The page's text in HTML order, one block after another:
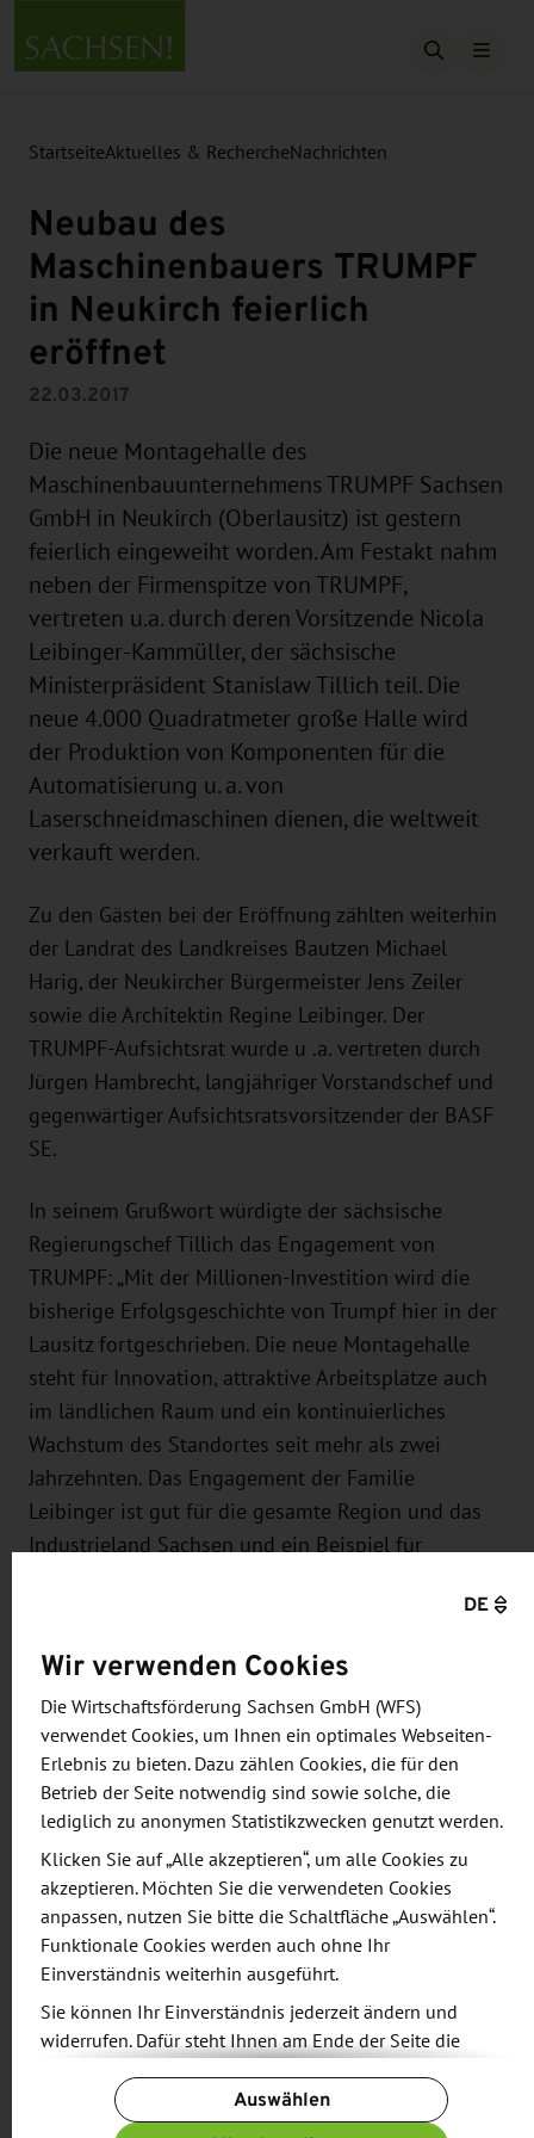
Suche
StartseiteAktuelles & RechercheNachrichten
Neubau des
Maschinenbauers TRUMPF
in Neukirch feierlich
eröffnet
22.03.2017
Die neue Montagehalle des
Maschinenbauunternehmens TRUMPF Sachsen
GmbH in Neukirch (Oberlausitz) ist gestern
feierlich eingeweiht worden. Am Festakt nahm
neben der Firmenspitze von TRUMPF,
vertreten u.a. durch deren Vorsitzende Nicola
Leibinger-Kammüller, der sächsische
Ministerpräsident Stanislaw Tillich teil. Die
neue 4.000 Quadratmeter große Halle wird
der Produktion von Komponenten für die
Automatisierung u. a. von
Laserschneidmaschinen dienen, die weltweit
verkauft werden.
Zu den Gästen bei der Eröffnung zählten weiterhin
der Landrat des Landkreises Bautzen Michael
Harig, der Neukircher Bürgermeister Jens Zeiler
sowie die Architektin Regine Leibinger. Der
TRUMPF-Aufsichtsrat wurde u .a. vertreten durch
Jürgen Hambrecht, langjähriger Vorstandschef und
gegenwärtiger Aufsichtsratsvorsitzender der BASF
SE.
In seinem Grußwort würdigte der sächsische
Regierungschef Tillich das Engagement von
TRUMPF: „Mit der Millionen-Investition wird die
bisherige Erfolgsgeschichte von Trumpf hier in der
Lausitz fortgeschrieben. Die neue Montagehalle
steht für Innovation, attraktive Arbeitsplätze auch
im ländlichen Raum und ein kontinuierliches
Wachstum des Standortes seit mehr als zwei
Jahrzehnten. Das Engagement der Familie
Leibinger ist gut für die gesamte Region und das
Industrieland Sachsen und ein Beispiel für
Ein wichtiger Zukunftsmarkt für TRUMPF seien die
USA, so TRUMPF-Chefin Nicola Leibinger-
Kammüller in ihrer Rede: „Wir setzen dort auf
Automatisierungsprojekte, mit denen wir die
großen industriellen Kunden gewinnen wollen –
Meinungsverschiedenheiten zum Thema Freihandel
oder Strafzölle für deutsche Unternehmen. Der
Ausbau des Standorts Neukirch wird deshalb
weitergehen“, stellte sie in Aussicht. Der jetzt fertig
gestellte Hallenbau sei nur der erste Teil eines
Masterplans für Neukirch, der in den nächsten
Jahren umgesetzt werde.
DE
Wir verwenden Cookies
Die Wirtschaftsförderung Sachsen GmbH (WFS)
verwendet Cookies, um Ihnen ein optimales Webseiten-
Erlebnis zu bieten. Dazu zählen Cookies, die für den
Betrieb der Seite notwendig sind sowie solche, die
lediglich zu anonymen Statistikzwecken genutzt werden.
Klicken Sie auf „Alle akzeptieren“, um alle Cookies zu
akzeptieren. Möchten Sie die verwendeten Cookies
anpassen, nutzen Sie bitte die Schaltfläche „Auswählen“.
Funktionale Cookies werden auch ohne Ihr
Einverständnis weiterhin ausgeführt.
Sie können Ihr Einverständnis jederzeit ändern und
widerrufen. Dafür steht Ihnen am Ende der Seite die
Verfügung.
Auswählen